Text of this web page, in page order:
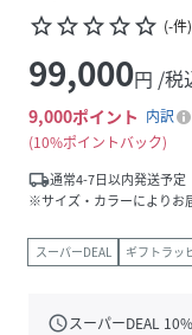
star_borderstar_borderstar_borderstar_borderstar_border (-件)
99,000円 /税
9,000ポイント 内訳
10%ポイントバック
local_shipping通常4-7日以内発送予定
※サイズ・カラーによりお
スーパーDEAL ギフトラッ
scheduleスーパーDEAL 10